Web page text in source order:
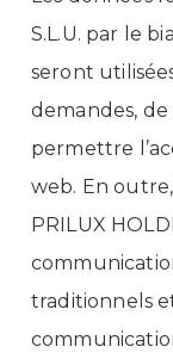
S.L.U. par le
seront
demandes,
permettre
web. En
PRILUX
traditionnels